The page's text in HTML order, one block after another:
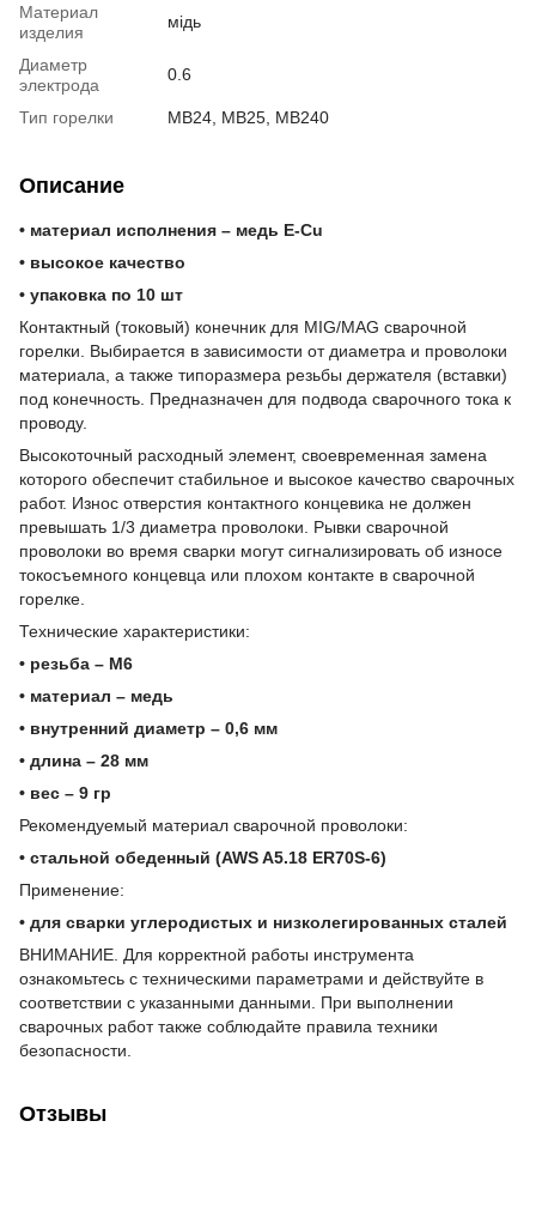
Материал
изделия
мідь
Диаметр
электрода
0.6
Тип горелки MB24, MB25, MB240
Описание
• материал исполнения – медь E-Cu
• высокое качество
• упаковка по 10 шт
Контактный (токовый) конечник для MIG/MAG сварочной
горелки. Выбирается в зависимости от диаметра и проволоки
материала, а также типоразмера резьбы держателя (вставки)
под конечность. Предназначен для подвода сварочного тока к
проводу.
Высокоточный расходный элемент, своевременная замена
которого обеспечит стабильное и высокое качество сварочных
работ. Износ отверстия контактного концевика не должен
превышать 1/3 диаметра проволоки. Рывки сварочной
проволоки во время сварки могут сигнализировать об износе
токосъемного концевца или плохом контакте в сварочной
горелке.
Технические характеристики:
• резьба – М6
• материал – медь
• внутренний диаметр – 0,6 мм
• длина – 28 мм
• вес – 9 гр
Рекомендуемый материал сварочной проволоки:
• стальной обеденный (AWS A5.18 ER70S-6)
Применение:
• для сварки углеродистых и низколегированных сталей
ВНИМАНИЕ. Для корректной работы инструмента
ознакомьтесь с техническими параметрами и действуйте в
соответствии с указанными данными. При выполнении
сварочных работ также соблюдайте правила техники
безопасности.
Отзывы